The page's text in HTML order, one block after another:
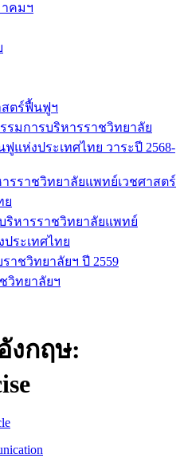
คมฯ
สตร์ฟื้นฟูฯ
รมการบริหารราชวิทยาลัย
แห่งประเทศไทย วาระปี 2568-
รราชวิทยาลัยแพทย์เวชศาสตร์
ย
ริหารราชวิทยาลัยแพทย์
ระเทศไทย
าชวิทยาลัยฯ ปี 2559
วิทยาลัยฯ
งกฤษ: